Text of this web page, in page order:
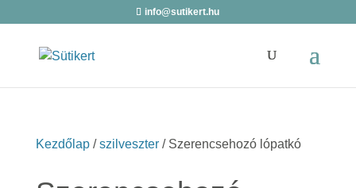
info@sutikert.hu
Kezdőlap/szilveszter/ Szerencsehozó lópatkó